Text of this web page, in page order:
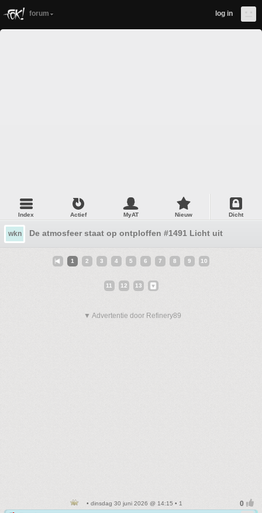
forum log in
Index Actief MyAT Nieuw Dicht
wkn De atmosfeer staat op ontploffen #1491 Licht uit
1 2 3 4 5 6 7 8 9 10
11 12 13
▼ Advertentie door Refinery89
• dinsdag 30 juni 2026 @ 14:15 • 1